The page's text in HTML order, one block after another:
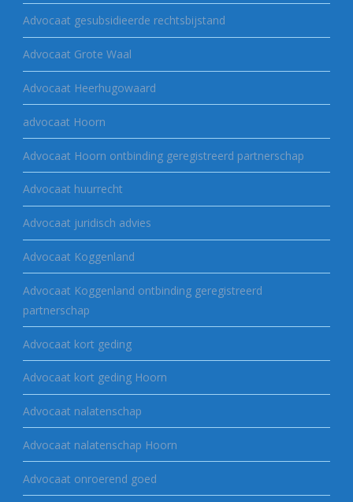
Advocaat gesubsidieerde rechtsbijstand
Advocaat Grote Waal
Advocaat Heerhugowaard
advocaat Hoorn
Advocaat Hoorn ontbinding geregistreerd partnerschap
Advocaat huurrecht
Advocaat juridisch advies
Advocaat Koggenland
Advocaat Koggenland ontbinding geregistreerd
partnerschap
Advocaat kort geding
Advocaat kort geding Hoorn
Advocaat nalatenschap
Advocaat nalatenschap Hoorn
Advocaat onroerend goed